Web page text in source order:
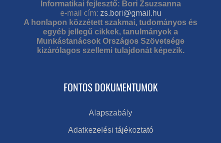
Informatikai fejlesztő: Bori Zsuzsanna
e-mail cím: zs.bori@gmail.hu
A honlapon közzétett szakmai, tudományos és
egyéb jellegű cikkek, tanulmányok a
Munkástanácsok Országos Szövetsége
kizárólagos szellemi tulajdonát képezik.
FONTOS DOKUMENTUMOK
Alapszabály
Adatkezelési tájékoztató